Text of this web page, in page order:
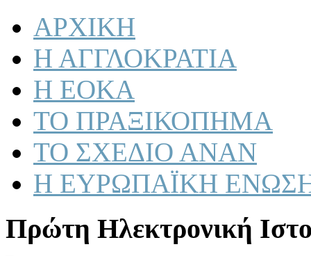
ΑΡΧΙΚΗ
Η ΑΓΓΛΟΚΡΑΤΙΑ
Η ΕΟΚΑ
ΤΟ ΠΡΑΞΙΚΟΠΗΜΑ
ΤΟ ΣΧΕΔΙΟ ΑΝΑΝ
Η ΕΥΡΩΠΑΪΚΗ
Πρώτη Ηλεκτρονική